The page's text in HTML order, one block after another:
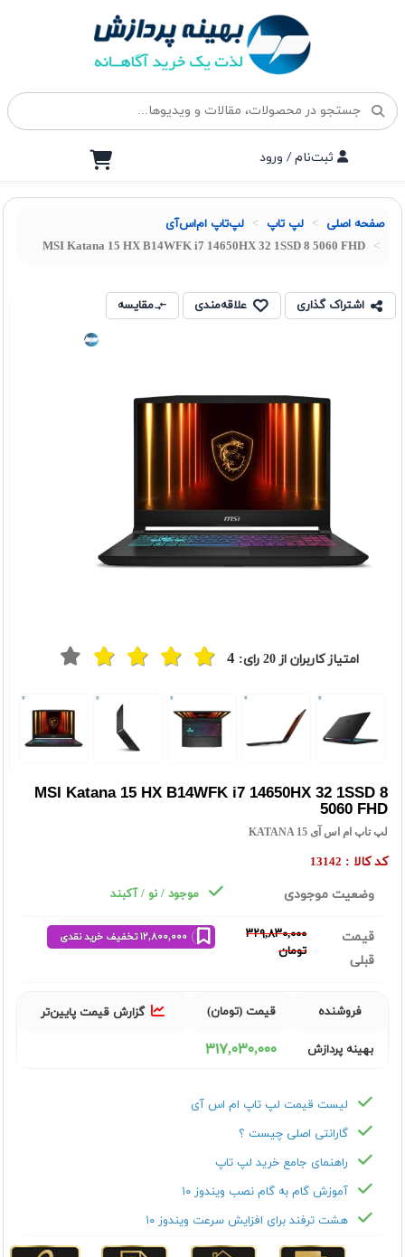
ثبت‌نام / ورود
صفحه اصلی لپ تاپ لپ‌تاپ ام‌اس‌آی
MSI Katana 15 HX B14WFK i7 14650HX 32 1SSD 8 5060 FHD
اشتراک گذاری علاقه‌مندی مقایسه
امتیاز کاربران از20 رای: 4
MSI Katana 15 HX B14WFK i7 14650HX 32 1SSD 8
5060 FHD
لپ تاپ ام اس آی KATANA 15
کد کالا : 13142
وضعیت موجودی موجود / نو / آکبند
قیمت
قبلی
٣٢٩,٨٣٠,٠٠٠
تومان
فروشنده قیمت (تومان) گزارش قیمت پایین‌تر
بهینه پردازش ٣١٧,٠٣٠,٠٠٠
لیست قیمت لپ تاپ ام اس آی
گارانتی اصلی چیست ؟
راهنمای جامع خرید لپ تاپ
آموزش گام به گام نصب ویندوز ۱۰
هشت ترفند برای افزایش سرعت ویندوز ۱۰